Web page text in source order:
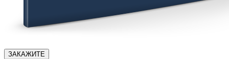
ЗАКАЖИТЕ